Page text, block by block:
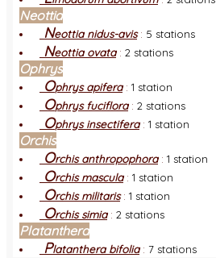
Neottia
Neottia nidus-avis: 5 stations
Neottia ovata: 2 stations
Ophrys
Ophrys apifera: 1 station
Ophrys fuciflora: 2 stations
Ophrys insectifera: 1 station
Orchis
Orchis anthropophora: 1 station
Orchis mascula: 1 station
Orchis militaris: 1 station
Orchis simia: 2 stations
Platanthera
Platanthera bifolia: 7 stations